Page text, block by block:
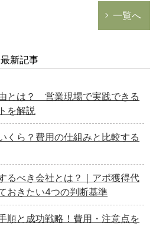
一覧へ
新記事
とは？ 営業現場で実践できる
を解説
くら？費用の仕組みと比較する
るべき会社とは？｜アポ獲得代
おきたい4つの判断基準
順と成功戦略！費用・注意点を